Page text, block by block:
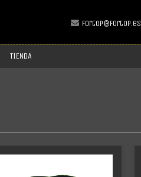
fortop@fortop.es
TIENDA